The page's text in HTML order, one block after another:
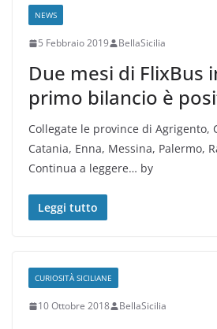
NEWS
5 Febbraio 2019 BellaSicilia
Due mesi di FlixBus
primo bilancio è
Collegate le province di Agrigento,
Catania, Enna, Messina, Palermo,
Continua a leggere… by
Leggi tutto
CURIOSITÀ SICILIANE
10 Ottobre 2018 BellaSicilia